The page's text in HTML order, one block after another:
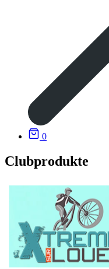
0
Clubprodukte